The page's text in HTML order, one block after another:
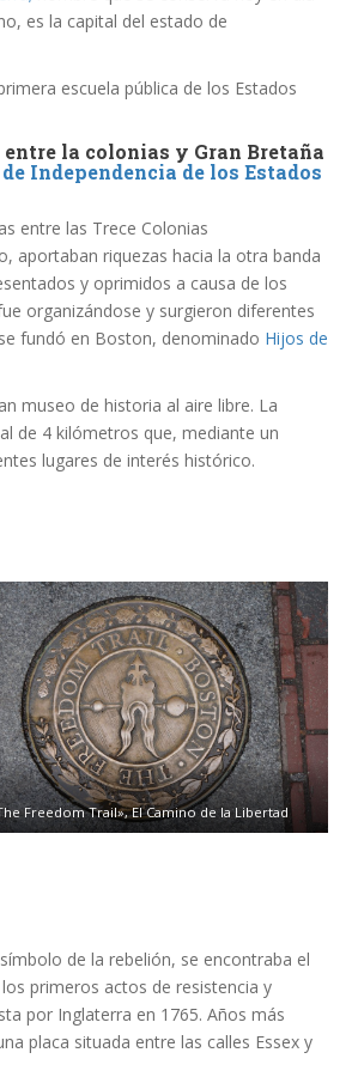
es la capital del estado de
escuela pública de los Estados
entre la colonias y Gran Bretaña
Independencia de los Estados
entre las Trece Colonias
aportaban riquezas hacia la otra banda
y oprimidos a causa de los
organizándose y surgieron diferentes
fundó en Boston, denominado Hijos de
museo de historia al aire libre. La
de 4 kilómetros que, mediante un
lugares de interés histórico.
Freedom Trail», El Camino de la Libertad
de la rebelión, se encontraba el
primeros actos de resistencia y
por Inglaterra en 1765. Años más
placa situada entre las calles Essex y